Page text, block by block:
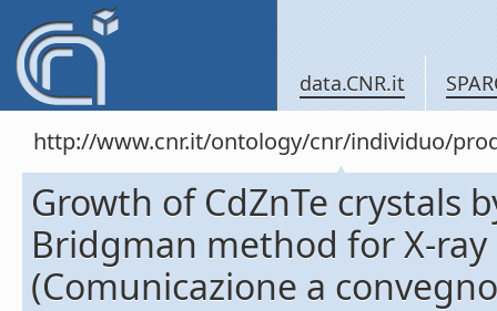
data.CNR.it
http://www.cnr.it/ontology/cnr/individuo/
Growth of CdZnTe crystals
Bridgman method for X-
(Comunicazione a